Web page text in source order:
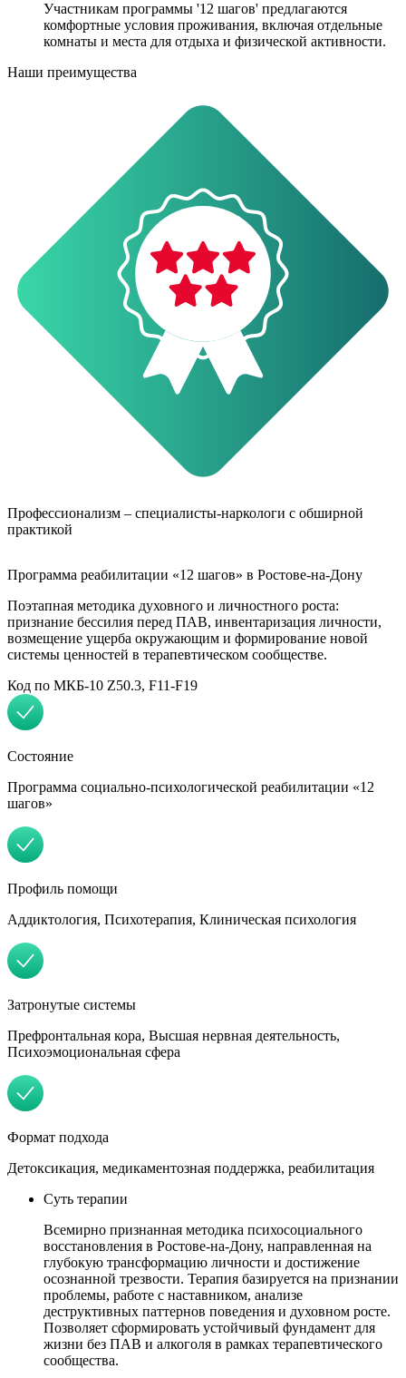
Участникам программы '12 шагов' предлагаются
комфортные условия проживания, включая отдельные
комнаты и места для отдыха и физической активности.
Наши преимущества
Профессионализм – специалисты-наркологи с обширной
практикой
Программа реабилитации «12 шагов» в Ростове-на-Дону
Поэтапная методика духовного и личностного роста:
признание бессилия перед ПАВ, инвентаризация личности,
возмещение ущерба окружающим и формирование новой
системы ценностей в терапевтическом сообществе.
Код по МКБ-10 Z50.3, F11-F19
Состояние
Программа социально-психологической реабилитации «12
шагов»
Профиль помощи
Аддиктология, Психотерапия, Клиническая психология
Затронутые системы
Префронтальная кора, Высшая нервная деятельность,
Психоэмоциональная сфера
Формат подхода
Детоксикация, медикаментозная поддержка, реабилитация
Суть терапии
Всемирно признанная методика психосоциального
восстановления в Ростове-на-Дону, направленная на
глубокую трансформацию личности и достижение
осознанной трезвости. Терапия базируется на признании
проблемы, работе с наставником, анализе
деструктивных паттернов поведения и духовном росте.
Позволяет сформировать устойчивый фундамент для
жизни без ПАВ и алкоголя в рамках терапевтического
сообщества.